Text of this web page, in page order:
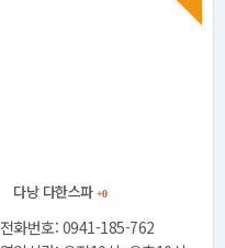
다낭 다한스파 +0
전화번호: 0941-185-762